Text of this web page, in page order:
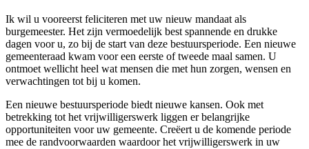
Ik wil u vooreerst feliciteren met uw nieuw mandaat als
burgemeester. Het zijn vermoedelijk best spannende en drukke
dagen voor u, zo bij de start van deze bestuursperiode. Een nieuwe
gemeenteraad kwam voor een eerste of tweede maal samen. U
ontmoet wellicht heel wat mensen die met hun zorgen, wensen en
verwachtingen tot bij u komen.
Een nieuwe bestuursperiode biedt nieuwe kansen. Ook met
betrekking tot het vrijwilligerswerk liggen er belangrijke
opportuniteiten voor uw gemeente. Creëert u de komende periode
mee de randvoorwaarden waardoor het vrijwilligerswerk in uw